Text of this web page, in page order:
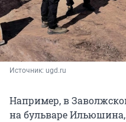
Источник: ugd.ru
Например, в
на бульваре